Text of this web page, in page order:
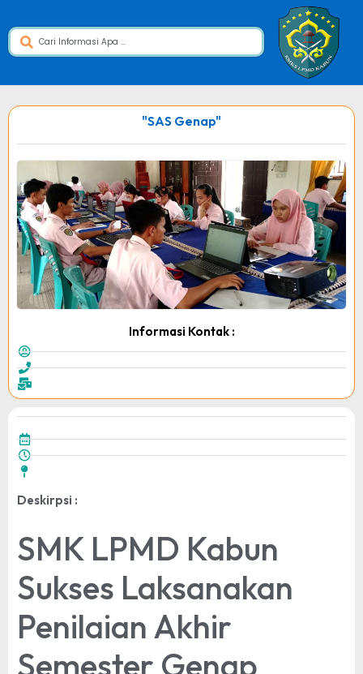
"SAS Genap"
Informasi Kontak :
Deskirpsi :
SMK LPMD Kabun
Sukses Laksanakan
Penilaian Akhir
Semester Genap